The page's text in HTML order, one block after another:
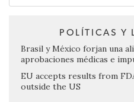
POLÍTICAS Y
Brasil y México forjan una
aprobaciones médicas e
EU accepts results from
outside the US